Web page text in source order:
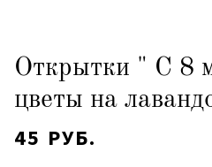
Открытки " С 8
цветы на
45 РУБ.